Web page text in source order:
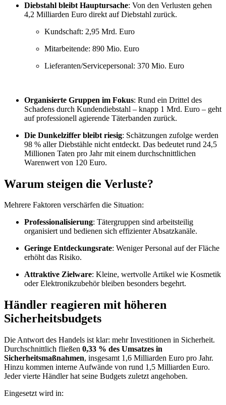
Diebstahl bleibt Hauptursache: Von den Verlusten gehen
4,2 Milliarden Euro direkt auf Diebstahl zurück.
Kundschaft: 2,95 Mrd. Euro
Mitarbeitende: 890 Mio. Euro
Lieferanten/Servicepersonal: 370 Mio. Euro
Organisierte Gruppen im Fokus: Rund ein Drittel des
Schadens durch Kundendiebstahl – knapp 1 Mrd. Euro – geht
auf professionell agierende Täterbanden zurück.
Die Dunkelziffer bleibt riesig: Schätzungen zufolge werden
98 % aller Diebstähle nicht entdeckt. Das bedeutet rund 24,5
Millionen Taten pro Jahr mit einem durchschnittlichen
Warenwert von 120 Euro.
Warum steigen die Verluste?
Mehrere Faktoren verschärfen die Situation:
Professionalisierung: Tätergruppen sind arbeitsteilig
organisiert und bedienen sich effizienter Absatzkanäle.
Geringe Entdeckungsrate: Weniger Personal auf der Fläche
erhöht das Risiko.
Attraktive Zielware: Kleine, wertvolle Artikel wie Kosmetik
oder Elektronikzubehör bleiben besonders begehrt.
Händler reagieren mit höheren
Sicherheitsbudgets
Die Antwort des Handels ist klar: mehr Investitionen in Sicherheit.
Durchschnittlich fließen 0,33 % des Umsatzes in
Sicherheitsmaßnahmen, insgesamt 1,6 Milliarden Euro pro Jahr.
Hinzu kommen interne Aufwände von rund 1,5 Milliarden Euro.
Jeder vierte Händler hat seine Budgets zuletzt angehoben.
Eingesetzt wird in: